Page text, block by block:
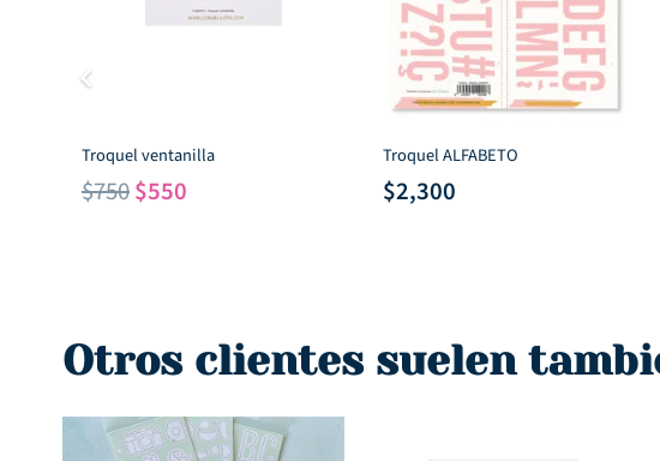
Troquel ventanilla
$750El
$550El
Troquel ALFABETO
$2,300
Otros clientes suelen